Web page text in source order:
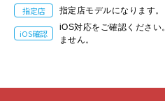
指定店 指定店モデルになります。
iOS確認
iOS対応をご確認ください
ません。